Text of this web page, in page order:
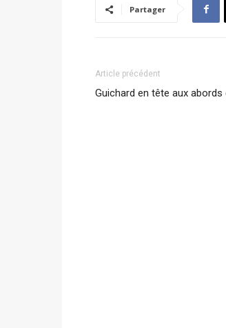
Partager
Article précédent
Guichard en tête aux abords